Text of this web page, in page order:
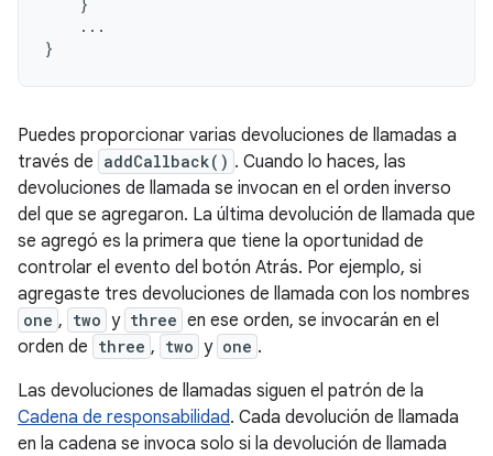
...
}
Puedes proporcionar varias devoluciones de llamadas a
través de addCallback() . Cuando lo haces, las
devoluciones de llamada se invocan en el orden inverso
del que se agregaron. La última devolución de llamada que
se agregó es la primera que tiene la oportunidad de
controlar el evento del botón Atrás. Por ejemplo, si
agregaste tres devoluciones de llamada con los nombres
one , two y three en ese orden, se invocarán en el
orden de three , two y one .
Las devoluciones de llamadas siguen el patrón de la
Cadena de responsabilidad. Cada devolución de llamada
en la cadena se invoca solo si la devolución de llamada